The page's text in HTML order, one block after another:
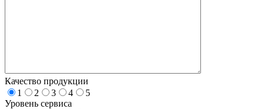
Качество продукции
1
2 3 4
5
Уровень сервиса